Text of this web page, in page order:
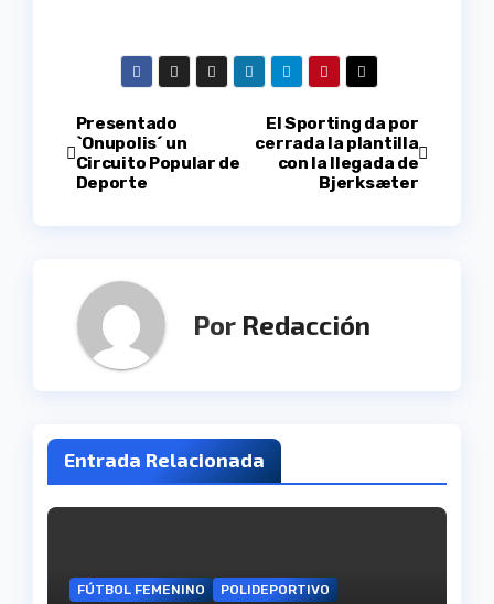
Navegación
de
El Sporting da por
cerrada la plantilla
con la llegada de
Bjerksæter
Presentado
`Onupolis´ un
Circuito Popular de
Deporte
Por Redacción
Entrada Relacionada
FÚTBOL FEMENINO POLIDEPORTIVO